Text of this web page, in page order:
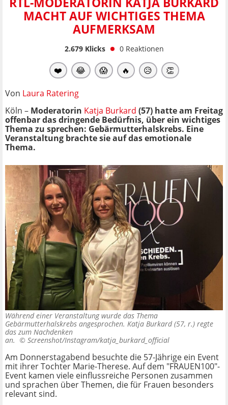
MACHT AUF WICHTIGES THEMA
AUFMERKSAM
2.679Klicks 0 Reaktionen
❤️ 😂 😱 🔥 😥 👏
Von Laura Ratering
Köln – Moderatorin Katja Burkard (57) hatte am Freitag
offenbar das dringende Bedürfnis, über ein wichtiges
Thema zu sprechen: Gebärmutterhalskrebs. Eine
Veranstaltung brachte sie auf das emotionale
Thema.
Während einer Veranstaltung wurde das Thema
Gebärmutterhalskrebs angesprochen. Katja Burkard (57, r.) regte
das zum Nachdenken
an. © Screenshot/Instagram/katja_burkard_official
Am Donnerstagabend besuchte die 57-Jährige ein Event
mit ihrer Tochter Marie-Therese. Auf dem "FRAUEN100"-
Event kamen viele einflussreiche Personen zusammen
und sprachen über Themen, die für Frauen besonders
relevant sind.